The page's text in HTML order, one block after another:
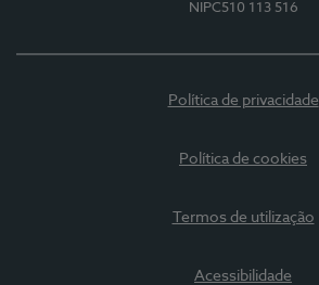
NIPC510 113 516
Política de privacidade
Política de cookies
Termos de utilização
Acessibilidade